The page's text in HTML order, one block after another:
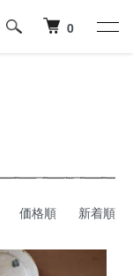
0
価格順 新着順